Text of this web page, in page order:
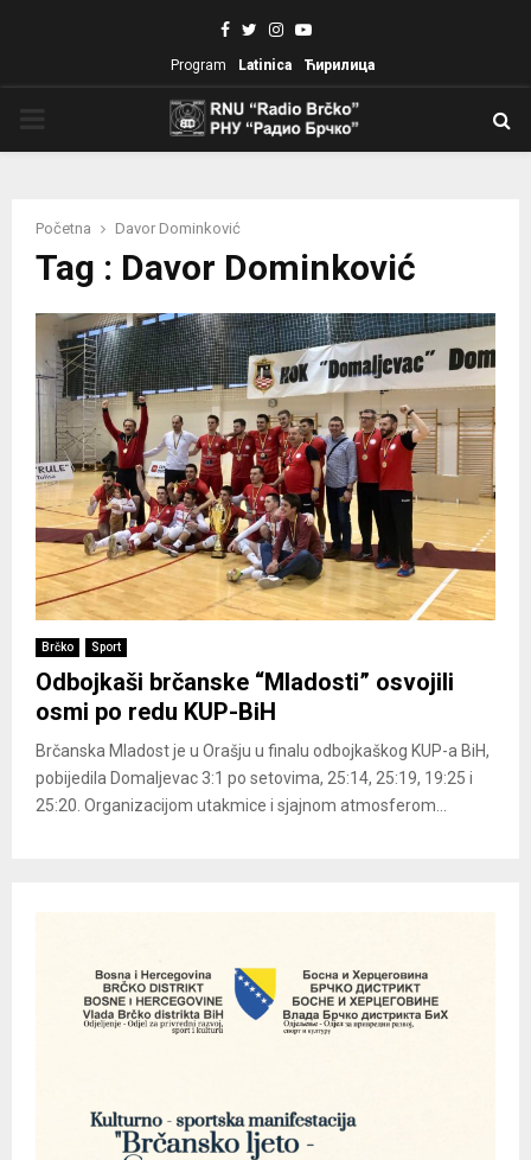
Facebook
TwitterInstagram
Youtube
Program Latinica Ћирилица
Početna Davor Dominković
Tag : Davor Dominković
Brčko Sport
Odbojkaši brčanske “Mladosti” osvojili
osmi po redu KUP-BiH
Brčanska Mladost je u Orašju u finalu odbojkaškog KUP-a BiH,
pobijedila Domaljevac 3:1 po setovima, 25:14, 25:19, 19:25 i
25:20. Organizacijom utakmice i sjajnom atmosferom...